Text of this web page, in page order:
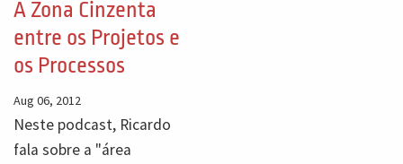
A Zona Cinzenta
entre os Projetos e
os Processos
Aug 06, 2012
Neste podcast, Ricardo
fala sobre a "área